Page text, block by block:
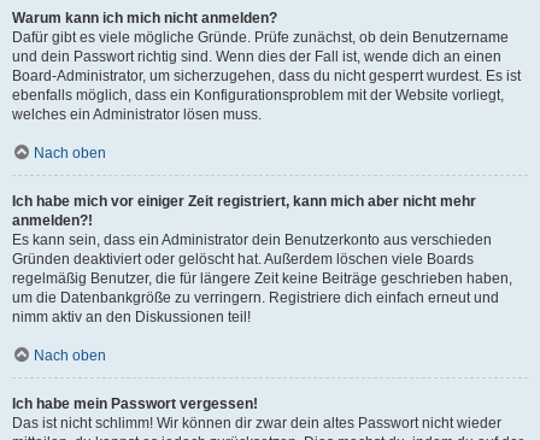
Warum kann ich mich nicht anmelden?
Dafür gibt es viele mögliche Gründe. Prüfe zunächst, ob dein Benutzername
und dein Passwort richtig sind. Wenn dies der Fall ist, wende dich an einen
Board-Administrator, um sicherzugehen, dass du nicht gesperrt wurdest. Es ist
ebenfalls möglich, dass ein Konfigurationsproblem mit der Website vorliegt,
welches ein Administrator lösen muss.
Nach oben
Ich habe mich vor einiger Zeit registriert, kann mich aber nicht mehr
anmelden?!
Es kann sein, dass ein Administrator dein Benutzerkonto aus verschieden
Gründen deaktiviert oder gelöscht hat. Außerdem löschen viele Boards
regelmäßig Benutzer, die für längere Zeit keine Beiträge geschrieben haben,
um die Datenbankgröße zu verringern. Registriere dich einfach erneut und
nimm aktiv an den Diskussionen teil!
Nach oben
Ich habe mein Passwort vergessen!
Das ist nicht schlimm! Wir können dir zwar dein altes Passwort nicht wieder